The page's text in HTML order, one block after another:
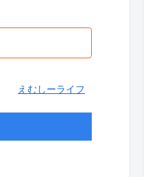
えむしーライフ